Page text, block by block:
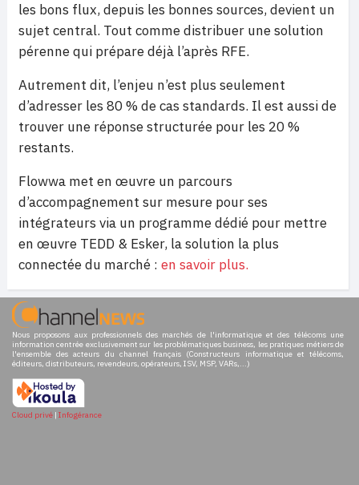
les bons flux, depuis les bonnes sources, devient un
sujet central. Tout comme distribuer une solution
pérenne qui prépare déjà l’après RFE.
Autrement dit, l’enjeu n’est plus seulement
d’adresser les 80 % de cas standards. Il est aussi de
trouver une réponse structurée pour les 20 %
restants.
Flowwa met en œuvre un parcours
d’accompagnement sur mesure pour ses
intégrateurs via un programme dédié pour mettre
en œuvre TEDD & Esker, la solution la plus
connectée du marché : en savoir plus.
Nous proposons aux professionnels des marchés de l'informatique et des télécoms une
information centrée exclusivement sur les problématiques business, les pratiques métiers de
l'ensemble des acteurs du channel français (Constructeurs informatique et télécoms,
éditeurs, distributeurs, revendeurs, opérateurs, ISV, MSP, VARs,...)
Cloud privé | Infogérance